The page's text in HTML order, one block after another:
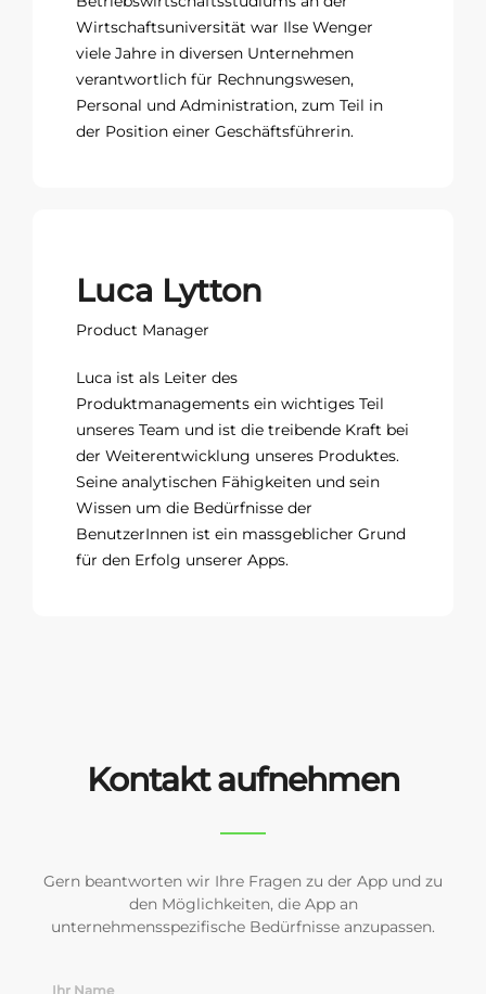
Wirtschaftsuniversität war Ilse Wenger
viele Jahre in diversen Unternehmen
verantwortlich für Rechnungswesen,
Personal und Administration, zum Teil in
der Position einer Geschäftsführerin.
Luca Lytton
Product Manager
Luca ist als Leiter des
Produktmanagements ein wichtiges Teil
unseres Team und ist die treibende Kraft bei
der Weiterentwicklung unseres Produktes.
Seine analytischen Fähigkeiten und sein
Wissen um die Bedürfnisse der
BenutzerInnen ist ein massgeblicher Grund
für den Erfolg unserer Apps.
Kontakt aufnehmen
Gern beantworten wir Ihre Fragen zu der App und zu
den Möglichkeiten, die App an
unternehmensspezifische Bedürfnisse anzupassen.
Ihr Name